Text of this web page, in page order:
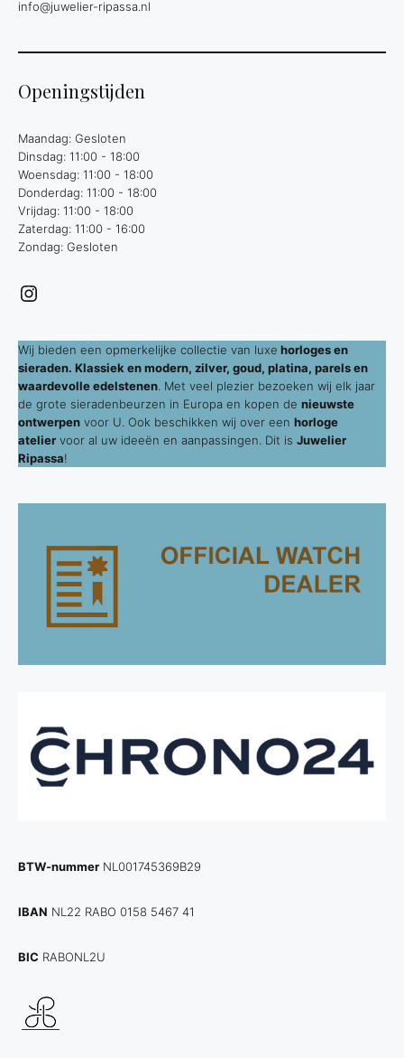
info@juwelier-ripassa.nl
Openingstijden
Maandag: Gesloten
Dinsdag: 11:00 - 18:00
Woensdag: 11:00 - 18:00
Donderdag: 11:00 - 18:00
Vrijdag: 11:00 - 18:00
Zaterdag: 11:00 - 16:00
Zondag: Gesloten
Instagram
Wij bieden een opmerkelijke collectie van luxe horloges en
sieraden. Klassiek en modern, zilver, goud, platina, parels en
waardevolle edelstenen . Met veel plezier bezoeken wij elk jaar
de grote sieradenbeurzen in Europa en kopen de nieuwste
ontwerpen voor U. Ook beschikken wij over een horloge
atelier voor al uw ideeën en aanpassingen. Dit is Juwelier
Ripassa!
BTW-nummer NL001745369B29
IBAN NL22 RABO 0158 5467 41
BIC RABONL2U